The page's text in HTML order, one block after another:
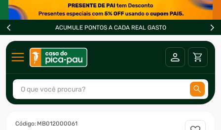
ACUMULE PONTOS A CADA REAL GASTO
O que você procura?
: MB012000061